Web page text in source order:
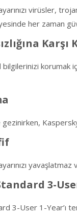
virüsler,
her zaman
Karşı
korumak
yavaşlatmaz
3-
3-User 1-Year’ı